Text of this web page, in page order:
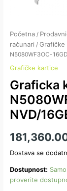
Početna /
računari /Grafičke
N5080WF3OC-
Grafičke kartice
Graficka
NVD/
Dostava se
Dostupnost:
proverite